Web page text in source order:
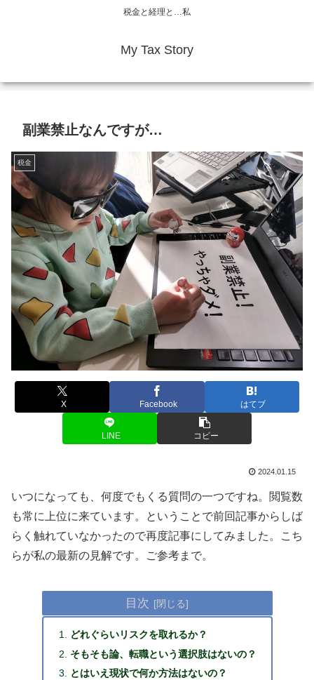
税金と経理と…私
My Tax Story
副業禁止なんですが…
税金
X Facebook はてブ
LINE コピー
2024.01.15
いつになっても、何度でもくる質問の一つですね。閲覧数
も常に上位に来ています。ということで前回記事からしば
らく触れていなかったので再度記事にしてみました。こち
らが私の最新の見解です。ご参考まで。
目次
どれぐらいリスクを取れるか？
そもそも論、転職という選択肢はないの？
とはいえ現状で何か方法はないの？